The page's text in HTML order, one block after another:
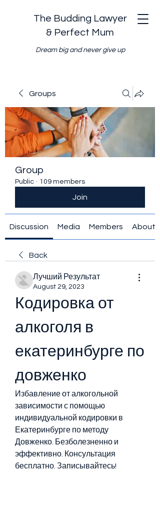
The Budding Lawyer
& Perfect Mum
Dream big and never give up
Groups
Group
Public · 109 members
Join
Discussion Media Members About
Back
Лучший Результат
August 29, 2023
Кодировка от
алкоголя в
екатеринбурге по
довженко
Избавление от алкогольной
зависимости с помощью
индивидуальной кодировки в
Екатеринбурге по методу
Довженко. Безболезненно и
эффективно. Консультация
бесплатно. Записывайтесь!